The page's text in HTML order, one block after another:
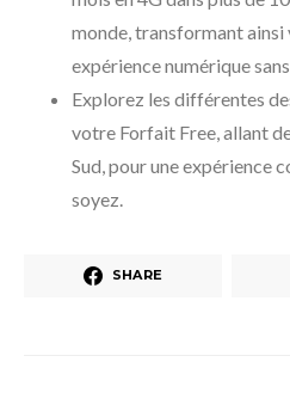
monde, transformant ainsi
expérience numérique
Explorez les différentes
votre Forfait Free, allant
Sud, pour une expérience
soyez.
SHARE